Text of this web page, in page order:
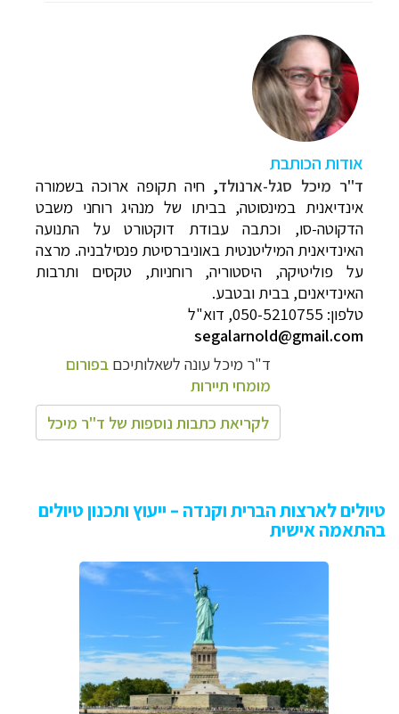
אודות הכותבת
ד"ר מיכל סגל-ארנולד, חיה תקופה ארוכה בשמורה
אינדיאנית במינסוטה, בביתו של מנהיג רוחני משבט
הדקוטה-סו, וכתבה עבודת דוקטורט על התנועה
האינדיאנית המיליטנטית באוניברסיטת פנסילבניה. מרצה
על פוליטיקה, היסטוריה, רוחניות, טקסים ותרבות
האינדיאנים, בבית ובטבע.
טלפון: 050 -5210755, דוא"ל
segalarnold@gmail.com
ד"ר מיכל עונה לשאלותיכם בפורום
מומחי תיירות
לקריאת כתבות נוספות של ד"ר מיכל
טיולים לארצות הברית וקנדה – ייעוץ ותכנון טיולים
בהתאמה אישית